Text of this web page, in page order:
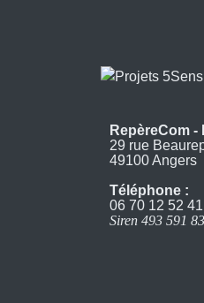
RepèreCom
29 rue
49100 Angers
Téléphone :
06 70 12 52 41
Siren 493 591